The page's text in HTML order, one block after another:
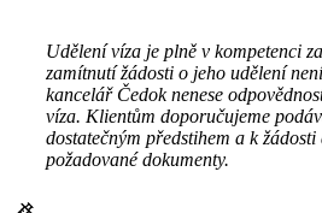
Udělení víza je plně v kompetenci
zamítnutí žádosti o jeho udělení
kancelář Čedok nenese
víza. Klientům doporučujeme
dostatečným předstihem a k
požadované dokumenty.